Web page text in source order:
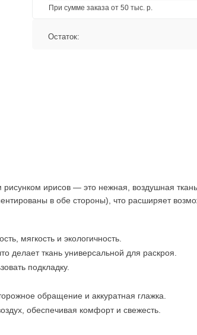
При сумме заказа от 50 тыс. р.
Остаток:
ирисов — это нежная, воздушная
в обе стороны), что расширяет
мягкость и экологичность.
делает ткань универсальной для раскроя.
подкладку.
обращение и аккуратная глажка.
обеспечивая комфорт и свежесть.